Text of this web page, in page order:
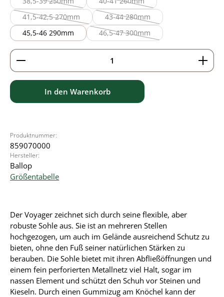
(Diese Option ist zurzeit nicht verfügbar.)(Diese Option ist zurzeit nicht
41,5-42,5 270mm
(Diese Option ist zurzeit nicht verfügbar.)
43-44 280mm
(Diese Option ist zurzeit nicht
45,5-46 290mm 46,5-47 300mm
(Diese Option ist zurzeit nicht
Produkt Anzahl: Gib den gewünschten Wert ein
In den Warenkorb
Produktnummer:
859070000
Hersteller:
Ballop
Größentabelle
Der Voyager zeichnet sich durch seine flexible, aber
robuste Sohle aus. Sie ist an mehreren Stellen
hochgezogen, um auch im Gelände ausreichend Schutz zu
bieten, ohne den Fuß seiner natürlichen Stärken zu
berauben. Die Sohle bietet mit ihren Abfließöffnungen und
einem fein perforierten Metallnetz viel Halt, sogar im
nassen Element und schützt den Schuh vor Steinen und
Kieseln. Durch einen Gummizug am Knöchel kann der